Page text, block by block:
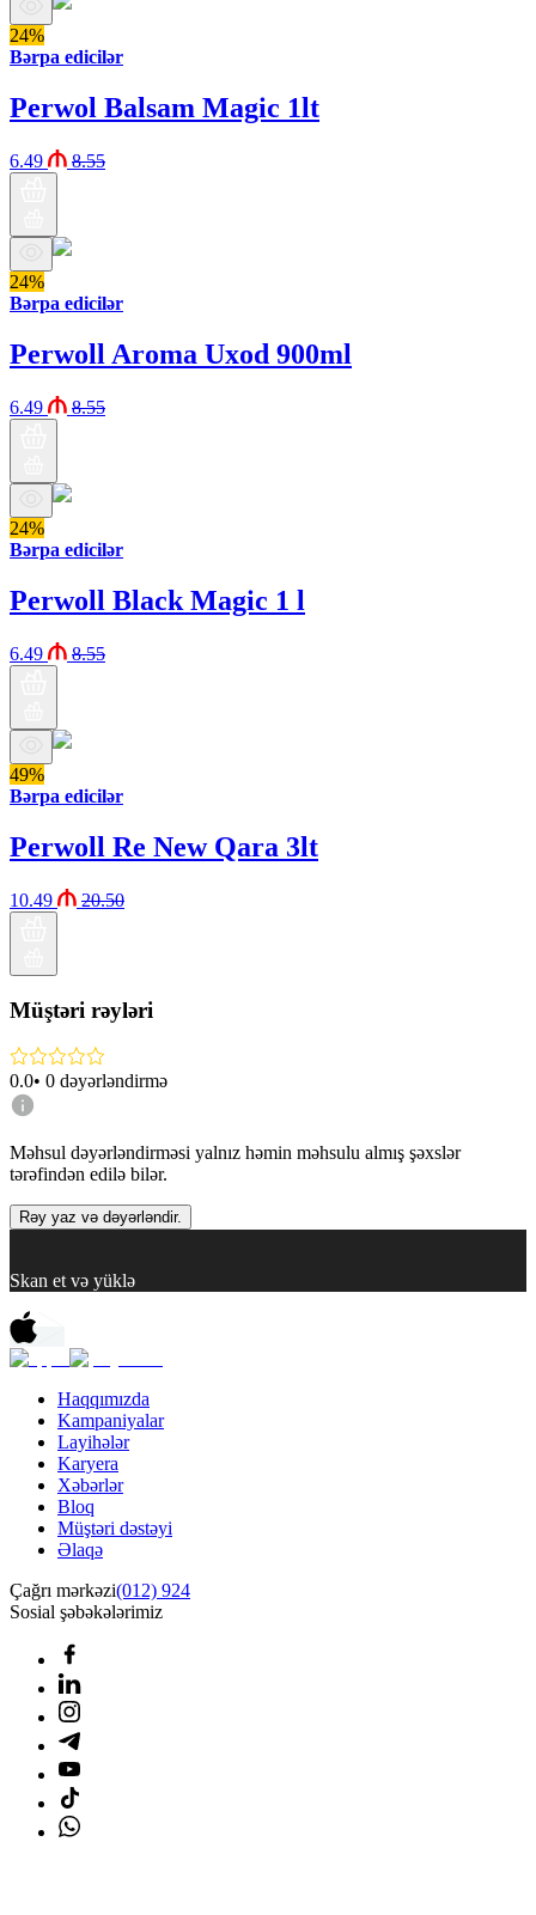
24%
Bərpa edicilər
Perwol Balsam Magic 1lt
6.49 8.55
24%
Bərpa edicilər
Perwoll Aroma Uxod 900ml
6.49 8.55
24%
Bərpa edicilər
Perwoll Black Magic 1 l
6.49 8.55
49%
Bərpa edicilər
Perwoll Re New Qara 3lt
10.49 20.50
Müştəri rəyləri
0.0• 0 dəyərləndirmə
Məhsul dəyərləndirməsi yalnız həmin məhsulu almış şəxslər
tərəfindən edilə bilər.
Rəy yaz və dəyərləndir.
Skan et və yüklə
Haqqımızda
Kampaniyalar
Layihələr
Karyera
Xəbərlər
Bloq
Müştəri dəstəyi
Əlaqə
Çağrı mərkəzi(012) 924
Sosial şəbəkələrimiz